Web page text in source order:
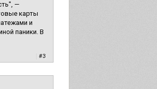
—
карты
и
паники. В
#3